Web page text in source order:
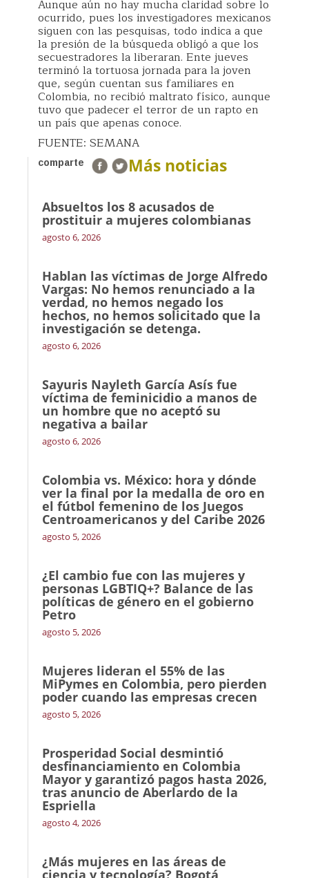
Aunque aún no hay mucha claridad sobre lo
ocurrido, pues los investigadores mexicanos
siguen con las pesquisas, todo indica a que
la presión de la búsqueda obligó a que los
secuestradores la liberaran. Ente jueves
terminó la tortuosa jornada para la joven
que, según cuentan sus familiares en
Colombia, no recibió maltrato físico, aunque
tuvo que padecer el terror de un rapto en
un país que apenas conoce.
FUENTE: SEMANA
comparte Más noticias
Absueltos los 8 acusados de
prostituir a mujeres colombianas
agosto 6, 2026
Hablan las víctimas de Jorge Alfredo
Vargas: No hemos renunciado a la
verdad, no hemos negado los
hechos, no hemos solicitado que la
investigación se detenga.
agosto 6, 2026
Sayuris Nayleth García Asís fue
víctima de feminicidio a manos de
un hombre que no aceptó su
negativa a bailar
agosto 6, 2026
Colombia vs. México: hora y dónde
ver la final por la medalla de oro en
el fútbol femenino de los Juegos
Centroamericanos y del Caribe 2026
agosto 5, 2026
¿El cambio fue con las mujeres y
personas LGBTIQ+? Balance de las
políticas de género en el gobierno
Petro
agosto 5, 2026
Mujeres lideran el 55% de las
MiPymes en Colombia, pero pierden
poder cuando las empresas crecen
agosto 5, 2026
Prosperidad Social desmintió
desfinanciamiento en Colombia
Mayor y garantizó pagos hasta 2026,
tras anuncio de Aberlardo de la
Espriella
agosto 4, 2026
¿Más mujeres en las áreas de